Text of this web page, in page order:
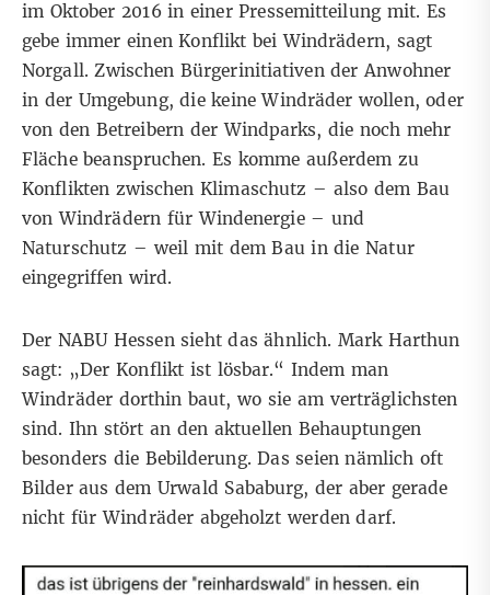
im Oktober 2016 in einerPressemitteilungmit. Es
gebe immer einen Konflikt bei Windrädern, sagt
Norgall. Zwischen Bürgerinitiativen der Anwohner
in der Umgebung, die keine Windräder wollen, oder
von den Betreibern der Windparks, die noch mehr
Fläche beanspruchen. Es komme außerdem zu
Konflikten zwischen Klimaschutz – also dem Bau
von Windrädern für Windenergie – und
Naturschutz – weil mit dem Bau in die Natur
eingegriffen wird.
Der NABU Hessen sieht das ähnlich. Mark Harthun
sagt: „Der Konflikt ist lösbar.“ Indem man
Windräder dorthin baut, wo sie am verträglichsten
sind. Ihn stört an den aktuellen Behauptungen
besonders die Bebilderung. Das seien nämlich oft
Bilder aus dem Urwald Sababurg, der aber gerade
nicht für Windräder abgeholzt werden darf.